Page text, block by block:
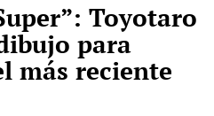
Toyotaro
para
más reciente